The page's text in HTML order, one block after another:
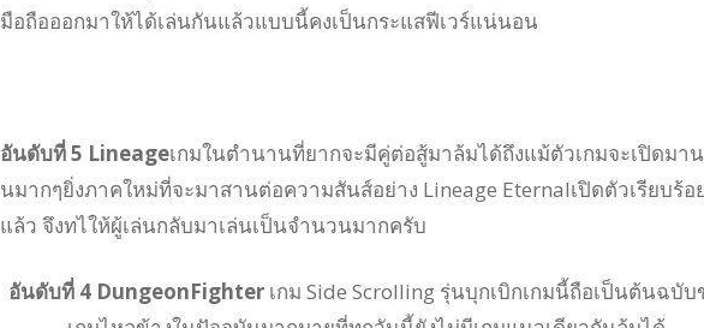
มือถือออกมาให้ได้เล่นกันแล้วแบบนี้คงเป็นกระแสฟีเวร์แน่นอน
อันดับที่ 5 Lineageเกมในตำนานที่ยากจะมีคู่ต่อสู้มาล้มได้ถึงแม้ตัวเกมจะเปิดมา
นมากๆยิ่งภาคใหม่ที่จะมาสานต่อความสันส์อย่าง Lineage Eternalเปิดตัวเรียบร้อ
แล้ว จึงทไให้ผู้เล่นกลับมาเล่นเป็นจำนวนมากครับ
อันดับที่ 4 DungeonFighterเกม Side Scrolling รุ่นบุกเบิกเกมนี้ถือเป็นต้นฉบับ